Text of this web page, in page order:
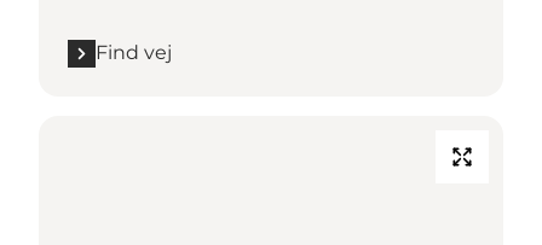
Find vej